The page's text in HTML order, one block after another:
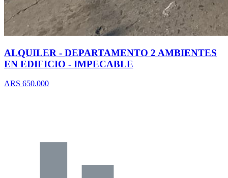
ALQUILER - DEPARTAMENTO 2 AMBIENTES
EN EDIFICIO - IMPECABLE
ARS 650.000